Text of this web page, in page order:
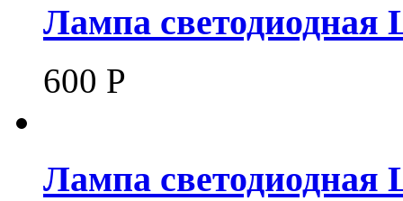
Лампа светодиодная
600 Р
Лампа светодиодная